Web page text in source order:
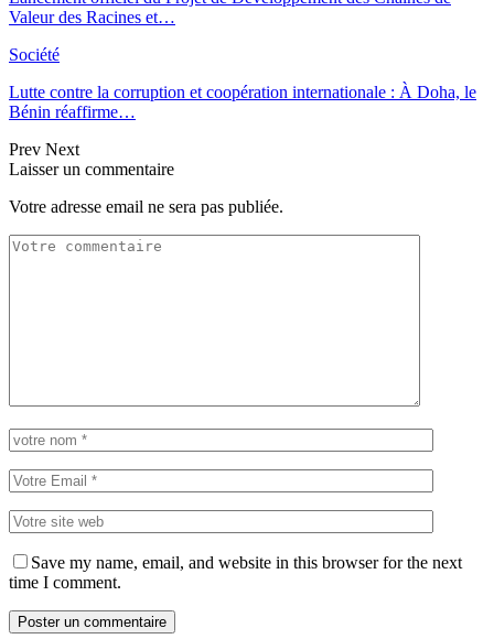
Valeur des Racines et…
Société
Lutte contre la corruption et coopération internationale : À Doha, le
Bénin réaffirme…
Prev Next
Laisser un commentaire
Votre adresse email ne sera pas publiée.
Save my name, email, and website in this browser for the next
time I comment.